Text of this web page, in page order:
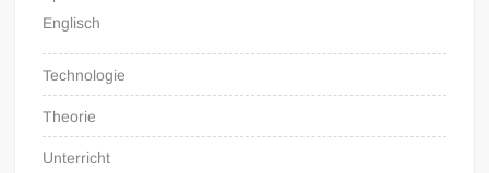
Englisch
Technologie
Theorie
Unterricht